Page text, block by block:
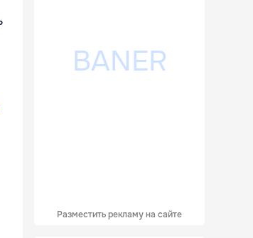
Разместить рекламу на сайте